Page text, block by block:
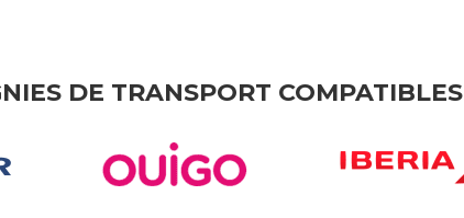
DE TRANSPORT COMPATIBLES